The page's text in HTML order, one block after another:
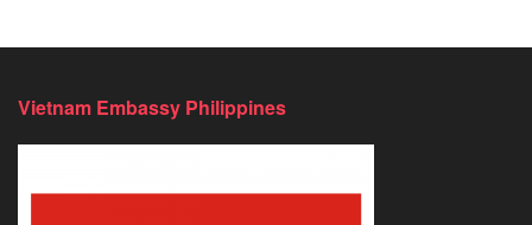
tượng,
quy
trình
gia
hạn
Mỹ
Vietnam Embassy Philippines